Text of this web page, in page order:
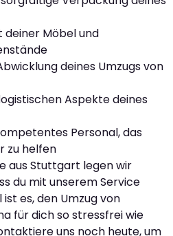
Möbel und
deines Umzugs von
Aspekte deines
Personal, das
zu helfen
aus Stuttgart legen wir
du mit unserem Service
es, den Umzug von
für dich so stressfrei wie
uns noch heute, um